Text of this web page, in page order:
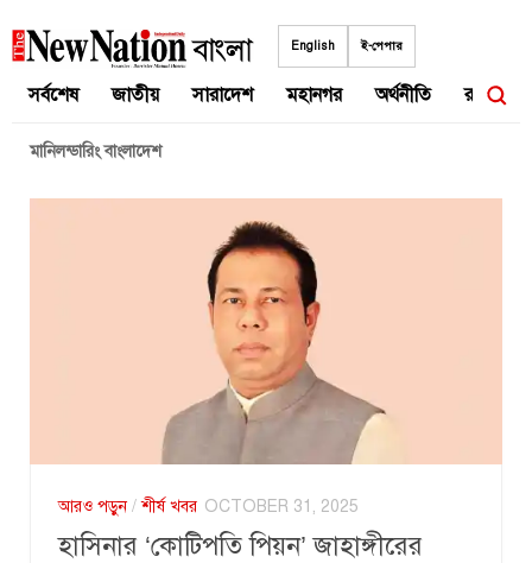
to
English ই-পেপার
সর্বশেষ জাতীয় সারাদেশ মহানগর অর্থনীতি রাজনীতি
মানিলন্ডারিং বাংলাদেশ
আরও পড়ুন/শীর্ষ খবর OCTOBER 31, 2025
হাসিনার ‘কোটিপতি পিয়ন’ জাহাঙ্গীরের